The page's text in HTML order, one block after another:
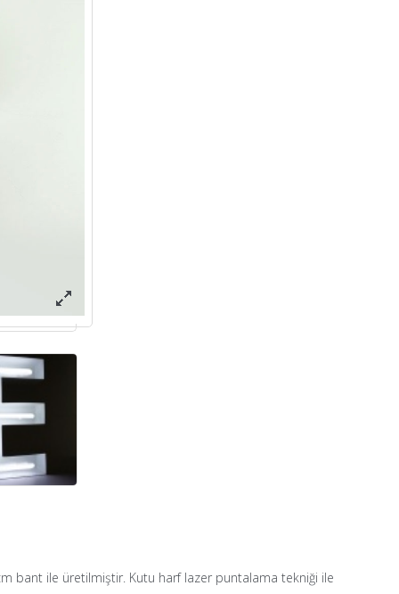
bant ile üretilmiştir. Kutu harf lazer puntalama tekniği ile